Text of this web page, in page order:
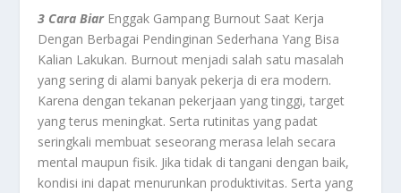
3 Cara BiarEnggak Gampang Burnout Saat Kerja
Dengan Berbagai Pendinginan Sederhana Yang Bisa
Kalian Lakukan. Burnout menjadi salah satu masalah
yang sering di alami banyak pekerja di era modern.
Karena dengan tekanan pekerjaan yang tinggi, target
yang terus meningkat. Serta rutinitas yang padat
seringkali membuat seseorang merasa lelah secara
mental maupun fisik. Jika tidak di tangani dengan baik,
kondisi ini dapat menurunkan produktivitas. Serta yang